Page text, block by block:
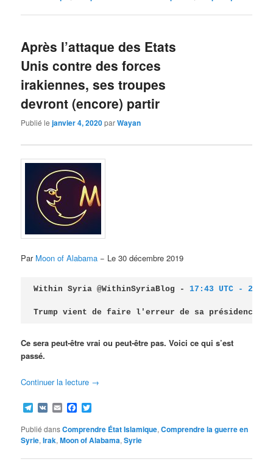
Après l’attaque des Etats
Unis contre des forces
irakiennes, ses troupes
devront (encore) partir
Publié lejanvier 4, 2020parWayan
Par Moon of Alabama − Le 30 décembre 2019
Within Syria @WithinSyriaBlog - 17:43 UTC - 29
Trump vient de faire l'erreur de sa présidence.
Ce sera peut-être vrai ou peut-être pas. Voici ce qui s’est
passé.
Continuer la lecture →
Telegram
VK EmailFacebook
Publié dansComprendre État Islamique,Comprendre la guerre en
Syrie,Irak,Moon of Alabama,Syrie